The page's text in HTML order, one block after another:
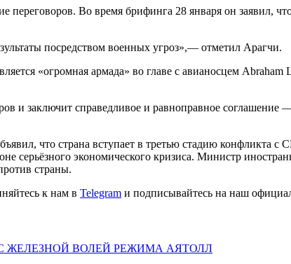
Во время брифинга 28 января он заявил,
посредством военных угроз»,— отметил Арагчи.
«огромная армада» во главе с авианосцем
и заключит справедливое и равноправное
что страна вступает в третью стадию конфликта
серьёзного экономического кризиса. Министр
страны.
к нам в Telegram и подписывайтесь на наш
ЖЕЛЕЗНОЙ ВОЛЕЙ РЕЖИМА АЯТОЛЛ